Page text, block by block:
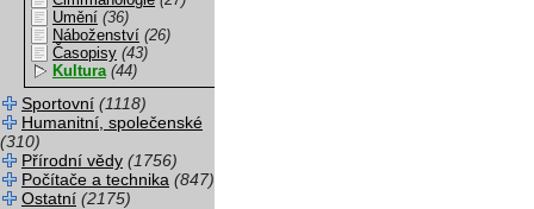
Umění (36)
Náboženství (26)
Časopisy (43)
Kultura (44)
Sportovní (1118)
Humanitní, společenské
(310)
Přírodní vědy (1756)
Počítače a technika (847)
Ostatní (2175)